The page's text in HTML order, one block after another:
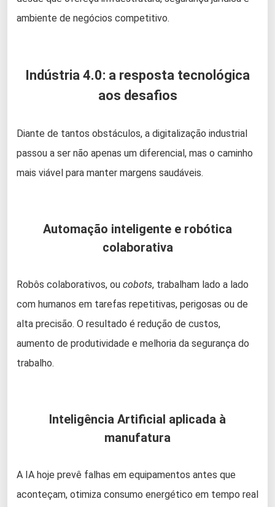
ambiente de negócios competitivo.
Indústria 4.0: a resposta tecnológica
aos desafios
Diante de tantos obstáculos, a digitalização industrial
passou a ser não apenas um diferencial, mas o caminho
mais viável para manter margens saudáveis.
Automação inteligente e robótica
colaborativa
Robôs colaborativos, ou cobots, trabalham lado a lado
com humanos em tarefas repetitivas, perigosas ou de
alta precisão. O resultado é redução de custos,
aumento de produtividade e melhoria da segurança do
trabalho.
Inteligência Artificial aplicada à
manufatura
A IA hoje prevê falhas em equipamentos antes que
aconteçam, otimiza consumo energético em tempo real